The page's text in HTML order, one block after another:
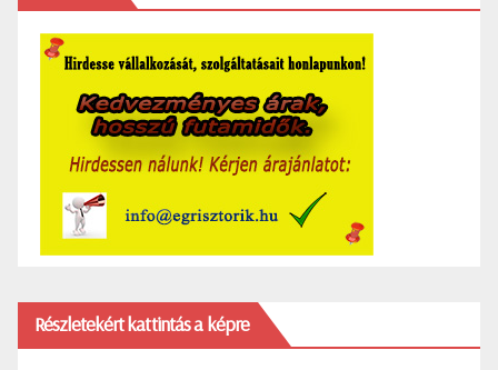
Részletekért kattintás a képre